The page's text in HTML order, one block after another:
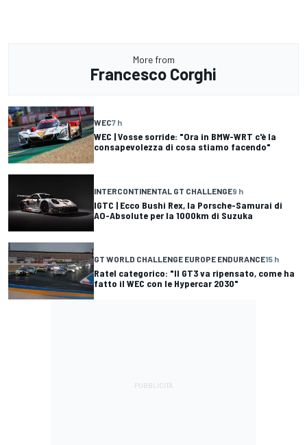
More from
Francesco Corghi
WEC7 h
WEC | Vosse sorride: "Ora in BMW-WRT c'è la
consapevolezza di cosa stiamo facendo"
INTERCONTINENTAL GT CHALLENGE9 h
IGTC | Ecco Bushi Rex, la Porsche-Samurai di
AO-Absolute per la 1000km di Suzuka
GT WORLD CHALLENGE EUROPE ENDURANCE15 h
Ratel categorico: "Il GT3 va ripensato, come ha
fatto il WEC con le Hypercar 2030"